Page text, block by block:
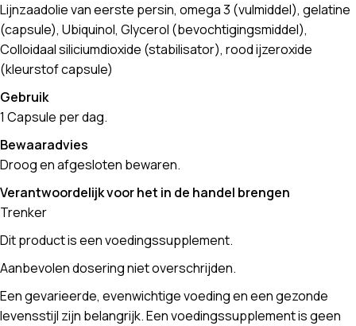
Lijnzaadolie van eerste persin, omega 3 (vulmiddel), gelatine
(capsule), Ubiquinol, Glycerol (bevochtigingsmiddel),
Colloidaal siliciumdioxide (stabilisator), rood ijzeroxide
(kleurstof capsule)
Gebruik
1 Capsule per dag.
Bewaaradvies
Droog en afgesloten bewaren.
Verantwoordelijk voor het in de handel brengen
Trenker
Dit product is een voedingssupplement.
Aanbevolen dosering niet overschrijden.
Een gevarieerde, evenwichtige voeding en een gezonde
levensstijl zijn belangrijk. Een voedingssupplement is geen